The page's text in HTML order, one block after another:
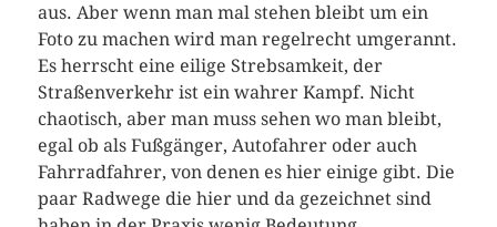
aus. Aber wenn man mal stehen bleibt um ein
Foto zu machen wird man regelrecht umgerannt.
Es herrscht eine eilige Strebsamkeit, der
Straßenverkehr ist ein wahrer Kampf. Nicht
chaotisch, aber man muss sehen wo man bleibt,
egal ob als Fußgänger, Autofahrer oder auch
Fahrradfahrer, von denen es hier einige gibt. Die
paar Radwege die hier und da gezeichnet sind